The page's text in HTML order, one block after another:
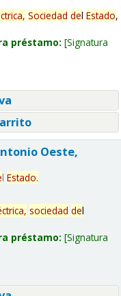
Sociedad del Estado,
préstamo: Signatura
Oeste,
l Estado.
sociedad del
préstamo: Signatura